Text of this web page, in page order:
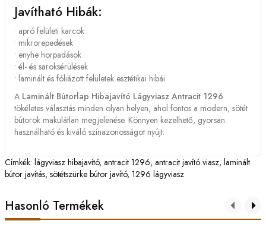
Javítható Hibák:
• apró felületi karcok
• mikrorepedések
• enyhe horpadások
• él- és saroksérülések
• laminált és fóliázott felületek esztétikai hibái
A Laminált Bútorlap Hibajavító Lágyviasz Antracit 1296
tökéletes választás minden olyan helyen, ahol fontos a modern, sötét
bútorok makulátlan megjelenése. Könnyen kezelhető, gyorsan
használható és kiváló színazonosságot nyújt.
Címkék: lágyviasz hibajavító, antracit 1296, antracit javító viasz, laminált
bútor javítás, sötétszürke bútor javító, 1296 lágyviasz
Hasonló Termékek